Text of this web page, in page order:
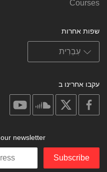
Courses
שפות אחרות
עקבו אחרינו ב
on
facebook
on
on
soundcloud
newsletter
Subscribe